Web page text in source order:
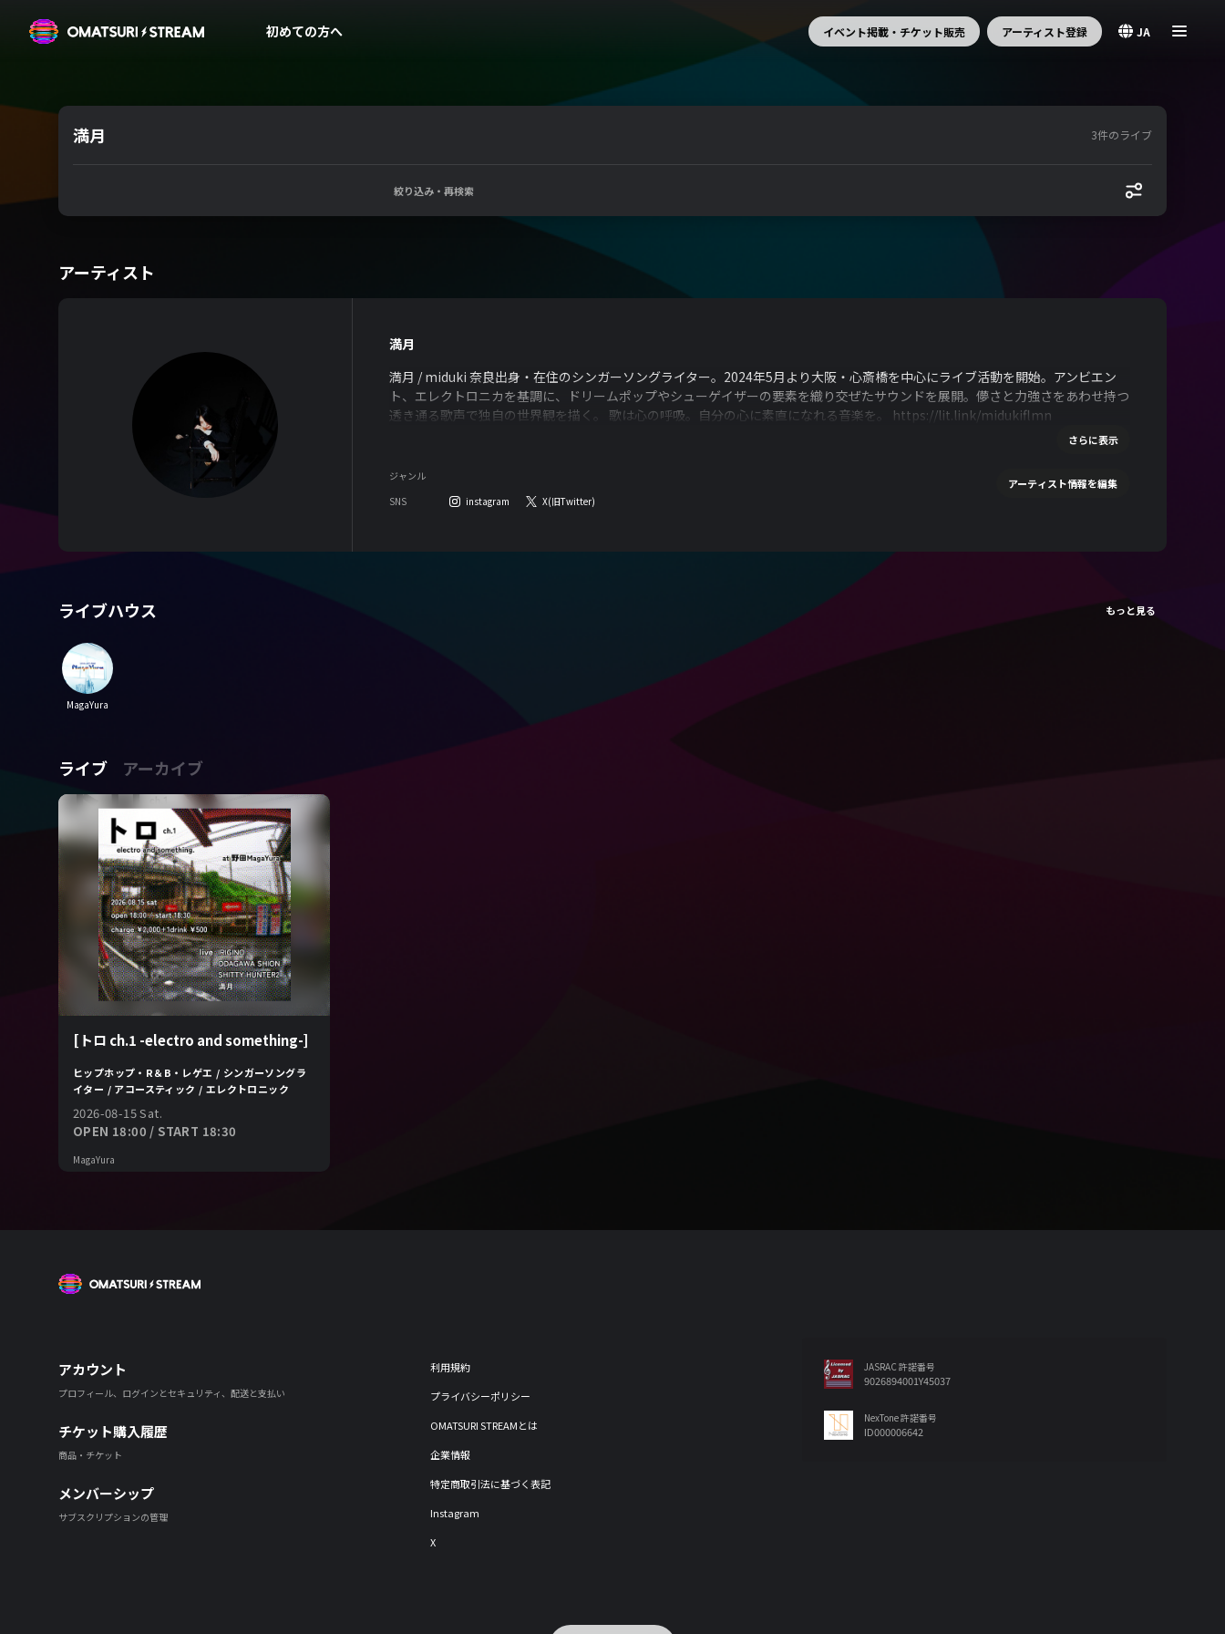
OMATSURI STREAM初めての方へ イベント掲載・チケット販売 アーティスト登録 JA
満月 3件のライブ
絞り込み・再検索
アーティスト
満月
満月 / miduki 奈良出身・在住のシンガーソングライター。2024年5月より大阪・心斎橋を中心にライブ活動を開始。アンビエン
ト、エレクトロニカを基調に、ドリームポップやシューゲイザーの要素を織り交ぜたサウンドを展開。儚さと力強さをあわせ持つ
透き通る歌声で独自の世界観を描く。 歌は心の呼吸。自分の心に素直になれる音楽を。 https://lit.link/midukiflmn
さらに表示
ジャンル
SNS
instagram X(旧Twitter)
アーティスト情報を編集
ライブハウス
MagaYura
ライブ アーカイブ
[トロ ch.1 -electro and something-]
ヒップホップ・R＆B・レゲエ / シンガーソングラ
イター / アコースティック / エレクトロニック
2026-08-15 Sat.
OPEN 18:00 / START 18:30
MagaYura
アカウント
プロフィール、ログインとセキュリティ、配送と支払い
チケット購入履歴
商品・チケット
メンバーシップ
サブスクリプションの管理
利用規約
プライバシーポリシー
OMATSURI STREAMとは
企業情報
特定商取引法に基づく表記
Instagram
X
JASRAC 許諾番号
9026894001Y45037
NexTone 許諾番号
ID000006642